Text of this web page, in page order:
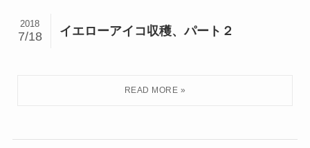
イエローアイコ収穫、パート２
2018
7/18